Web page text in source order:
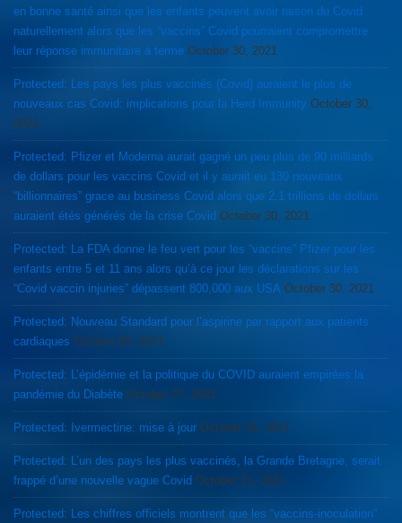
en bonne santé ainsi que les enfants peuvent avoir raison du Covid
naturellement alors que les “vaccins” Covid pourraient compromettre
leur réponse immunitaire à terme October 30, 2021
Protected: Les pays les plus vaccinés (Covid) auraient le plus de
nouveaux cas Covid: implications pour la Herd Immunity October 30,
2021
Protected: Pfizer et Moderna aurait gagné un peu plus de 90 milliards
de dollars pour les vaccins Covid et il y aurait eu 130 nouveaux
“billionnaires” grace au business Covid alors que 2.1 trillions de dollars
auraient étés générés de la crise Covid October 30, 2021
Protected: La FDA donne le feu vert pour les “vaccins” Pfizer pour les
enfants entre 5 et 11 ans alors qu’à ce jour les déclarations sur les
“Covid vaccin injuries” dépassent 800,000 aux USA October 30, 2021
Protected: Nouveau Standard pour l’aspirine par rapport aux patients
cardiaques October 30, 2021
Protected: L’épidémie et la politique du COVID auraient empirées la
pandémie du Diabète October 27, 2021
Protected: Ivermectine: mise à jour October 26, 2021
Protected: L’un des pays les plus vaccinés, la Grande Bretagne, serait
frappé d’une nouvelle vague Covid October 21, 2021
Protected: Les chiffres officiels montrent que les “vaccins-inoculation”